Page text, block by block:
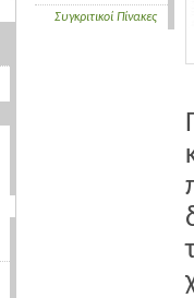
Συγκριτικοί Πίνακες